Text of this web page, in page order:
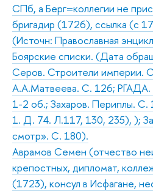
СПб, а Берг=коллегии не
бригадир (1726), ссылка (с
(Источн: Православная
Боярские списки. (Дата
Серов. Строители империи.
А.А.Матвеева. С. 126;
1-2 об.; Захаров. Периплы.
1. Д. 74. Л.117, 130, 235), );
смотр». С. 180).
Аврамов Семен (отчество
крепостных, дипломат,
(1723), консул в Исфагане,